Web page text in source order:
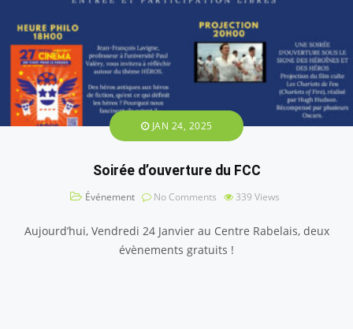
JAN 24, 2025
Soirée d’ouverture du FCC
Événement No Comments 339 Views
Aujourd’hui, Vendredi 24 Janvier au Centre Rabelais, deux
évènements gratuits !